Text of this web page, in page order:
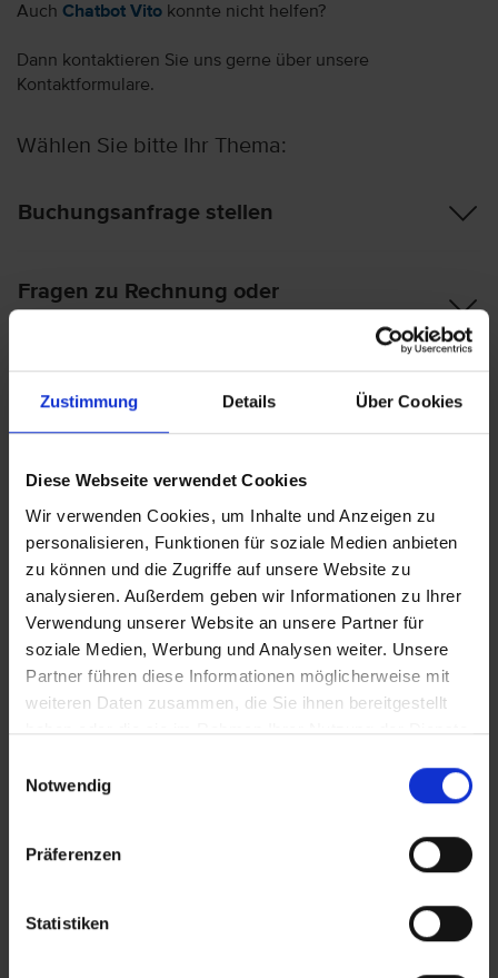
Zustimmung Details Über Cookies
Diese Webseite verwendet Cookies
Wir verwenden Cookies, um Inhalte und Anzeigen zu
personalisieren, Funktionen für soziale Medien anbieten
zu können und die Zugriffe auf unsere Website zu
analysieren. Außerdem geben wir Informationen zu Ihrer
Verwendung unserer Website an unsere Partner für
soziale Medien, Werbung und Analysen weiter. Unsere
Partner führen diese Informationen möglicherweise mit
weiteren Daten zusammen, die Sie ihnen bereitgestellt
haben oder die sie im Rahmen Ihrer Nutzung der Dienste
Notwendig
Präferenzen
Statistiken
Auch Chatbot Vito konnte nicht helfen?
Dann kontaktieren Sie uns gerne über unsere
Kontaktformulare.
Wählen Sie bitte Ihr Thema:
Buchungsanfrage stellen
Fragen zu Rechnung oder
Fragen zu Zahlungen
Fragen zu Hotel oder Flug (Zeiten,
Gepäck, Check-In, Sonderreservierung)
Fragen zu Umbuchungen
Fragen zu Namensänderungen und
Ersatzpersonen
Fragen zu Stornierungen
Befinden Sie sich bereits an Ihrem